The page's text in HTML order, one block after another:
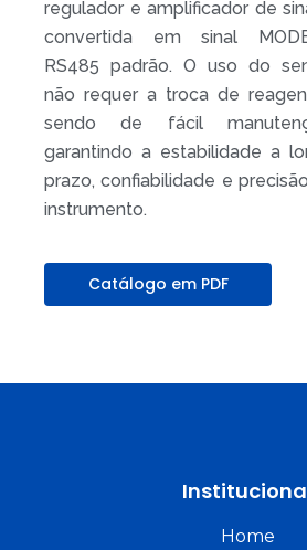
regulador e amplificador de
convertida em sinal
RS485 padrão. O uso do
não requer a troca de
sendo de fácil
garantindo a estabilidade a
prazo, confiabilidade e
instrumento.
Catálogo em PDF
Home